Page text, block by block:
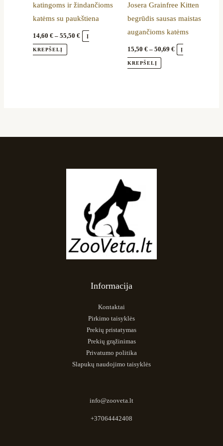
katingoms ir žindančioms
katėms su paukštiena
14,60€ – 55,50€ Į
KREPŠELĮ
chosen
on
the
Josera Grainfree Kitten
begrūdis sausas maistas
augančioms katėms
15,50 € – 50,69 € Į
KREPŠELĮ
chosen
on
the
product
Informacija
Kontaktai
Pirkimo taisyklės
Prekių pristatymas
Prekių grąžinimas
Privatumo politika
Slapukų naudojimo taisyklės
info@zooveta.lt
+37064442408